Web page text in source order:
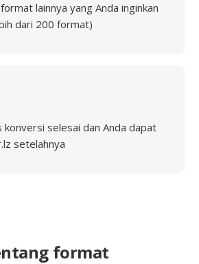
lainnya yang Anda inginkan
dari 200 format)
konversi selesai dan Anda dapat
setelahnya
format